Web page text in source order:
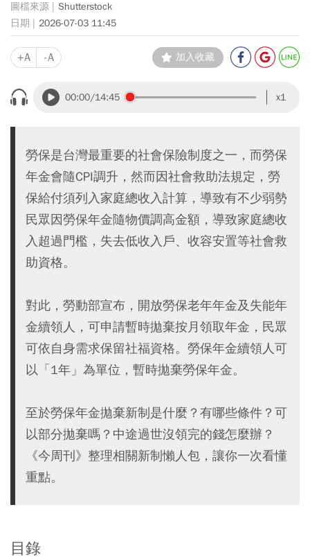
Shutterstock
2026-07-03 11:45
+A -A 加入收藏
00:00/14:45 x1
勞保是台灣最重要的社會保險制度之一，而勞保
年金會隨CPI調升，然而因社會救助法規定，勞
保給付須列入家庭總收入計算，導致有不少弱勢
民眾因勞保年金隨物價調高金額，導致家庭總收
入超過門檻，失去低收入戶、收容安置等社會救
助資格。
對此，勞動部宣布，開放勞保老年年金及失能年
金續領人，可申請暫時拋棄按月領取年金，民眾
可依自身需求保留社福資格。勞保年金續領人可
以「1年」為單位，暫時拋棄勞保年金。
至於勞保年金拋棄新制是什麼？有哪些條件？可
以部分拋棄嗎？中途過世沒領完的錢怎麼辦？
《今周刊》整理相關新制懶人包，讓你一次看懂
重點。
目錄